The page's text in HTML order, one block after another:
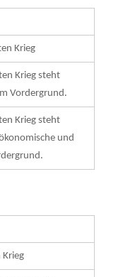
Krieg
Krieg steht
Vordergrund.
Krieg steht
und
Krieg